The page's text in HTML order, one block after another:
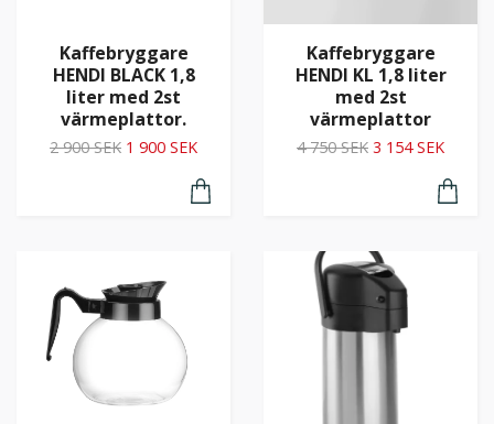
Kaffebryggare
HENDI BLACK 1,8
liter med 2st
värmeplattor.
2 900 SEK 1 900 SEK
Kaffebryggare
HENDI KL 1,8 liter
med 2st
värmeplattor
4 750 SEK 3 154 SEK